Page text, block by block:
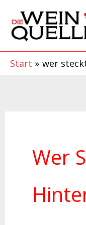
Inhalt
springen
Start wer
Wer